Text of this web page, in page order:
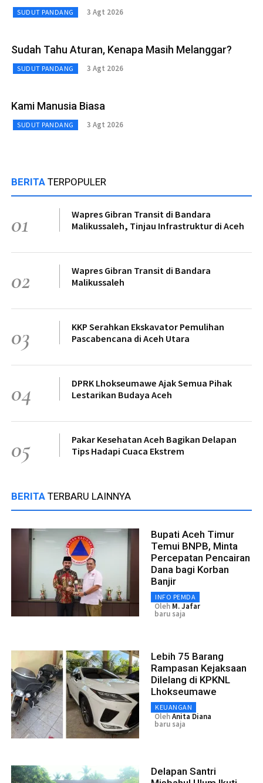
SUDUT PANDANG 3 Agt 2026
Sudah Tahu Aturan, Kenapa Masih Melanggar?
SUDUT PANDANG 3 Agt 2026
Kami Manusia Biasa
SUDUT PANDANG 3 Agt 2026
BERITA TERPOPULER
01
Wapres Gibran Transit di Bandara
Malikussaleh, Tinjau Infrastruktur di Aceh
02
Wapres Gibran Transit di Bandara
Malikussaleh
03
KKP Serahkan Ekskavator Pemulihan
Pascabencana di Aceh Utara
04
DPRK Lhokseumawe Ajak Semua Pihak
Lestarikan Budaya Aceh
05
Pakar Kesehatan Aceh Bagikan Delapan
Tips Hadapi Cuaca Ekstrem
BERITA TERBARU LAINNYA
Bupati Aceh Timur
Temui BNPB, Minta
Percepatan Pencairan
Dana bagi Korban
Banjir
INFO PEMDA
Oleh M. Jafar
baru saja
Lebih 75 Barang
Rampasan Kejaksaan
Dilelang di KPKNL
Lhokseumawe
KEUANGAN
OlehAnita Diana
baru saja
Delapan Santri